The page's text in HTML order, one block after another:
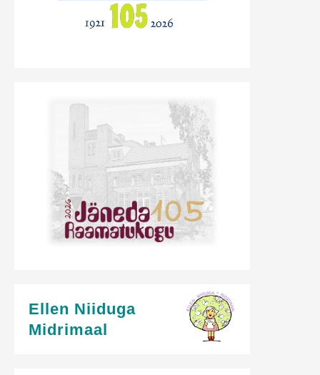
Ellen Niiduga
Midrimaal